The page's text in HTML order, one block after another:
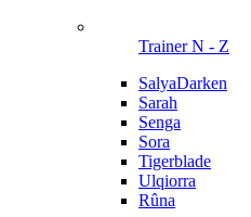
Trainer N - Z
SalyaDarken
Sarah
Senga
Sora
Tigerblade
Ulqiorra
Rûna